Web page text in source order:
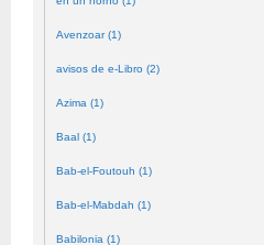
Avenzoar (1)
avisos de e-Libro (2)
Azima (1)
Baal (1)
Bab-el-Foutouh (1)
Bab-el-Mabdah (1)
Babilonia (1)